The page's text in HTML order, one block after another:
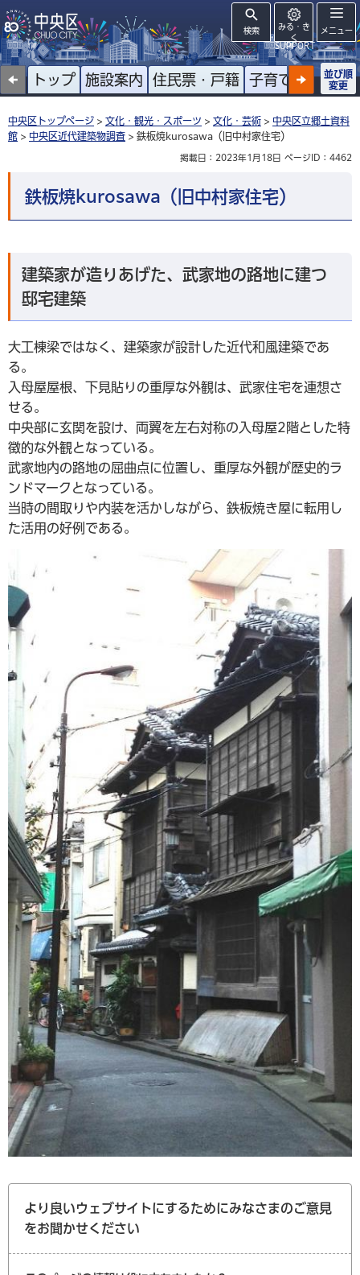
検索
みる・き
く
SUPPORT
メニュー
トップ 施設案内 住民票・戸籍 子育て 高齢者
並び順
変更
中央区トップページ > 文化・観光・スポーツ > 文化・芸術 > 中央区立郷土資料
館 > 中央区近代建築物調査 > 鉄板焼kurosawa（旧中村家住宅）
掲載日：2023年1月18日 ページID：4462
鉄板焼kurosawa（旧中村家住宅）
建築家が造りあげた、武家地の路地に建つ
邸宅建築
大工棟梁ではなく、建築家が設計した近代和風建築であ
る。
入母屋屋根、下見貼りの重厚な外観は、武家住宅を連想さ
せる。
中央部に玄関を設け、両翼を左右対称の入母屋2階とした特
徴的な外観となっている。
武家地内の路地の屈曲点に位置し、重厚な外観が歴史的ラ
ンドマークとなっている。
当時の間取りや内装を活かしながら、鉄板焼き屋に転用し
た活用の好例である。
より良いウェブサイトにするためにみなさまのご意見
をお聞かせください